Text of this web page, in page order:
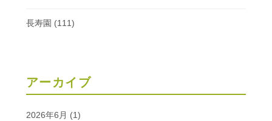
長寿園 (111)
アーカイブ
2026年6月 (1)